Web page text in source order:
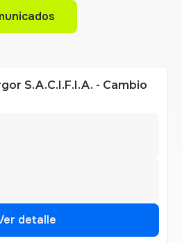
S.A.C.I.F.I.A. - Cambio
detalle